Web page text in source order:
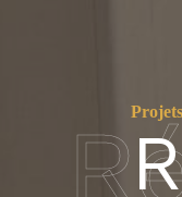
Projets